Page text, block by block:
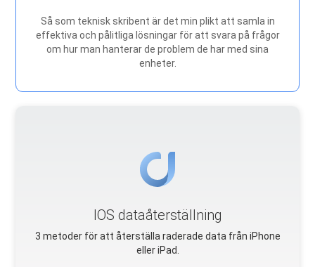
Så som teknisk skribent är det min plikt att samla in
effektiva och pålitliga lösningar för att svara på frågor
om hur man hanterar de problem de har med sina
enheter.
IOS dataåterställning
3 metoder för att återställa raderade data från iPhone
eller iPad.